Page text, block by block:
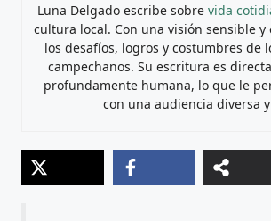
Luna Delgado escribe sobre vida
cultura local. Con una visión sensible y
los desafíos, logros y costumbres de
campechanos. Su escritura es
profundamente humana, lo que le
con una audiencia diversa